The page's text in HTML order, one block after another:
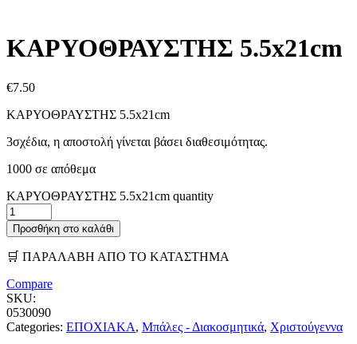
ΚΑΡΥΟΘΡΑΥΣΤΗΣ 5.5x21cm
€7.50
ΚΑΡΥΟΘΡΑΥΣΤΗΣ 5.5x21cm
3σχέδια, η αποστολή γίνεται βάσει διαθεσιμότητας.
1000 σε απόθεμα
ΚΑΡΥΟΘΡΑΥΣΤΗΣ 5.5x21cm quantity
Προσθήκη στο καλάθι
🛒 ΠΑΡΑΛΑΒΗ ΑΠΟ ΤΟ ΚΑΤΑΣΤΗΜΑ
Compare
SKU:
0530090
Categories: ΕΠΟΧΙΑΚΑ, Μπάλες - Διακοσμητικά, Χριστούγεννα